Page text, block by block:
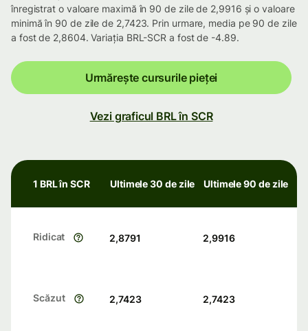
înregistrat o valoare maximă în 90 de zile de 2,9916 și o valoare
minimă în 90 de zile de 2,7423. Prin urmare, media pe 90 de zile
a fost de 2,8604. Variația BRL-SCR a fost de -4.89.
Urmărește cursurile pieței
Vezi graficul BRL în SCR
1 BRL în SCR Ultimele 30 de zile Ultimele 90 de zile
Ridicat 2,8791 2,9916
Scăzut 2,7423 2,7423